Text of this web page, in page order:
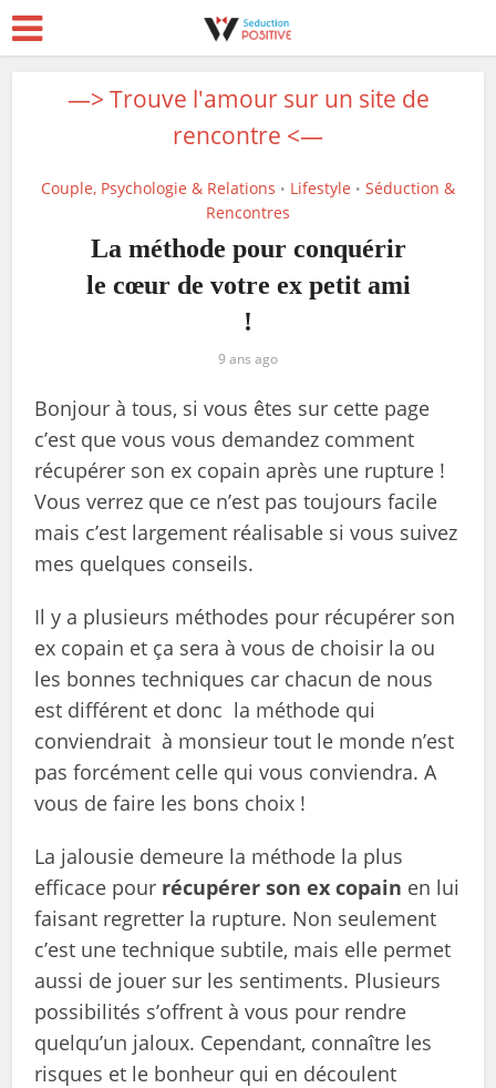
—> Trouve l'amour sur un site de
rencontre <—
Couple, Psychologie & Relations • Lifestyle • Séduction &
Rencontres
La méthode pour conquérir
le cœur de votre ex petit ami
!
9 ans ago
Bonjour à tous, si vous êtes sur cette page
c’est que vous vous demandez comment
récupérer son ex copain après une rupture !
Vous verrez que ce n’est pas toujours facile
mais c’est largement réalisable si vous suivez
mes quelques conseils.
Il y a plusieurs méthodes pour récupérer son
ex copain et ça sera à vous de choisir la ou
les bonnes techniques car chacun de nous
est différent et donc la méthode qui
conviendrait à monsieur tout le monde n’est
pas forcément celle qui vous conviendra. A
vous de faire les bons choix !
La jalousie demeure la méthode la plus
efficace pour récupérer son ex copain en lui
faisant regretter la rupture. Non seulement
c’est une technique subtile, mais elle permet
aussi de jouer sur les sentiments. Plusieurs
possibilités s’offrent à vous pour rendre
quelqu’un jaloux. Cependant, connaître les
risques et le bonheur qui en découlent